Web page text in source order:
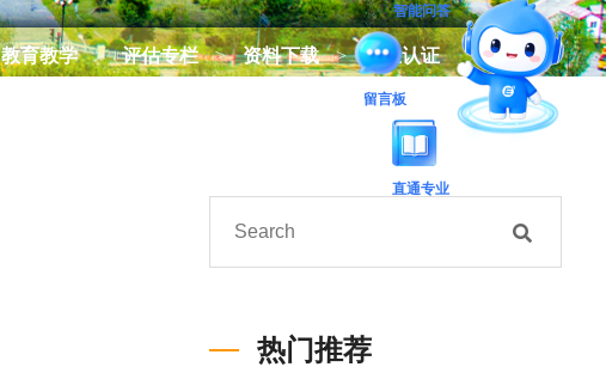
教育教学 > 评估专栏 > 资料下载 > 专业认证
热门推荐
智能问答
留言板
直通专业